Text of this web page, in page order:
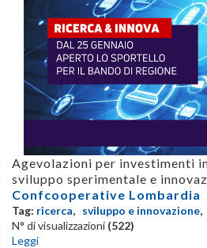
Agevolazioni per investimenti
sviluppo sperimentale e
Confcooperative Lombardia
Tag: ricerca, sviluppo e innovazione,
N° di visualizzazioni (522)
Leggi